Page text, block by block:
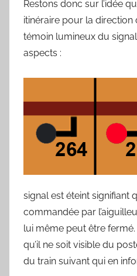
Restons donc sur l’idée
itinéraire pour la direction
témoin lumineux du
aspects :
signal est éteint signifiant
commandée par
lui même peut être
qu’il ne soit visible du
du train suivant qui en